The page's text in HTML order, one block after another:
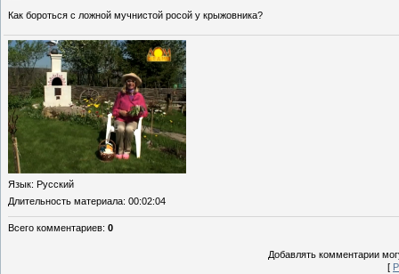
Как бороться с ложной мучнистой росой у крыжовника?
Язык: Русский
Длительность материала: 00:02:04
Всего комментариев: 0
Добавлять комментарии
[